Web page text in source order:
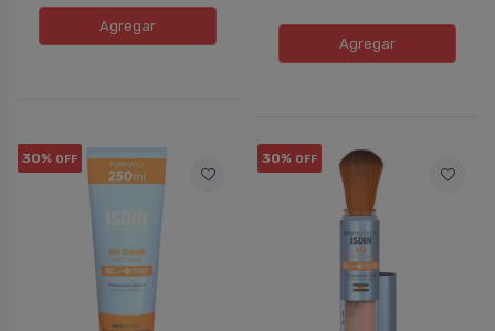
Agregar
Agregar
30% OFF 30% OFF